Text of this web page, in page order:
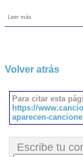
Leer más
Volver atrás
Para citar esta
https://
aparecen-
Escribe tu